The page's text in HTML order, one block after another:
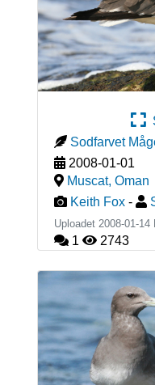
Sodfarvet
2008-01-01
Muscat, Oman
Keith Fox -
Uploadet 2008-01-14
1 2743